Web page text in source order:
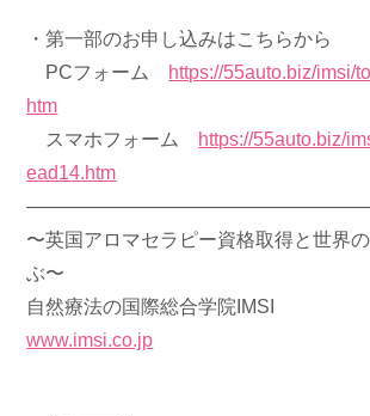
・第一部のお申し込みはこちらから
PCフォーム https://55auto.biz/imsi/
htm
スマホフォーム https://55auto.biz/
ead14.htm
〜英国アロマセラピー資格取得と世界
ぶ〜
自然療法の国際総合学院IMSI
www.imsi.co.jp